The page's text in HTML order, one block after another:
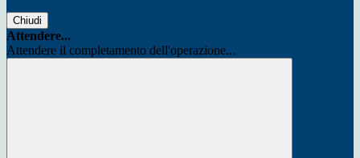
Chiudi
Attendere...
Attendere il completamento dell'operazione...